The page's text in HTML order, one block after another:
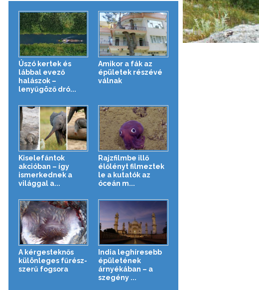
Úszó kertek és
lábbal evező
halászok –
lenyűgöző dró...
Amikor a fák az
épületek részévé
válnak
Kiselefántok
akcióban – így
ismerkednek a
világgal a...
Rajzfilmbe illő
élőlényt filmeztek
le a kutatók az
óceán m...
A kérgesteknős
különleges fűrész-
szerű fogsora
India leghíresebb
épületének
árnyékában – a
szegény ...